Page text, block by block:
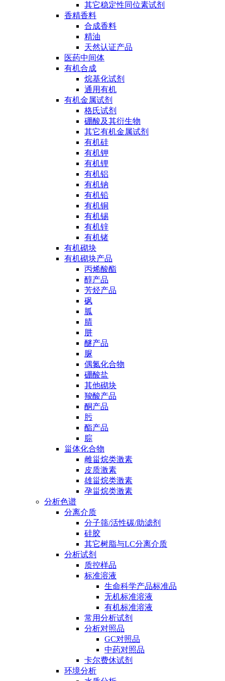
其它稳定性同位素试剂
香精香料
合成香料
精油
天然认证产品
医药中间体
有机合成
烷基化试剂
通用有机
有机金属试剂
格氏试剂
硼酸及其衍生物
其它有机金属试剂
有机硅
有机钾
有机锂
有机铝
有机钠
有机铅
有机铜
有机锡
有机锌
有机锗
有机砌块
有机砌块产品
丙烯酸酯
醇产品
芳烃产品
砜
胍
腈
肼
醚产品
脲
偶氮化合物
硼酸盐
其他砌块
羧酸产品
酮产品
肟
酯产品
腙
甾体化合物
雌甾烷类激素
皮质激素
雄甾烷类激素
孕甾烷类激素
分析色谱
分离介质
分子筛/活性碳/助滤剂
硅胶
其它树脂与LC分离介质
分析试剂
质控样品
标准溶液
生命科学产品标准品
无机标准溶液
有机标准溶液
常用分析试剂
分析对照品
GC对照品
中药对照品
卡尔费休试剂
环境分析